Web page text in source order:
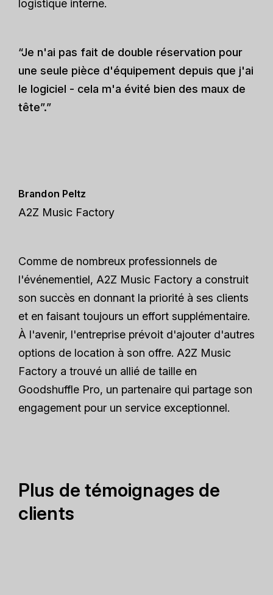
logistique interne.
“Je n'ai pas fait de double réservation pour
une seule pièce d'équipement depuis que j'ai
le logiciel - cela m'a évité bien des maux de
tête”.”
Brandon Peltz
A2Z Music Factory
Comme de nombreux professionnels de
l'événementiel, A2Z Music Factory a construit
son succès en donnant la priorité à ses clients
et en faisant toujours un effort supplémentaire.
À l'avenir, l'entreprise prévoit d'ajouter d'autres
options de location à son offre. A2Z Music
Factory a trouvé un allié de taille en
Goodshuffle Pro, un partenaire qui partage son
engagement pour un service exceptionnel.
Plus de témoignages de
clients